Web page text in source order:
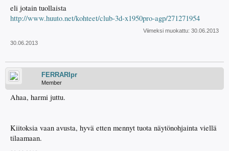
eli jotain tuollaista
http://www.huuto.net/kohteet/club-3d-x1950pro-agp/271271954
Viimeksi muokattu: 30.06.2013
30.06.2013
FERRARIpr
Member
Ahaa, harmi juttu.
Kiitoksia vaan avusta, hyvä etten mennyt tuota näytönohjainta viellä
tilaamaan.